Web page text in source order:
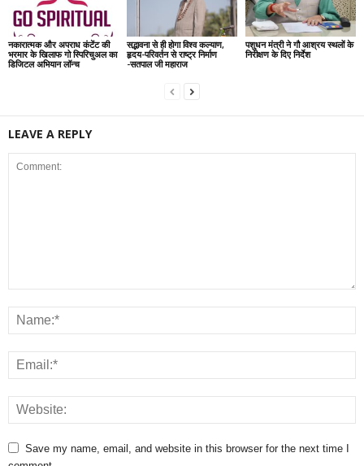
नकारात्मक और अपराध कंटेंट की
भरमार के खिलाफ गो स्पिरिचुअल का
डिजिटल अभियान लॉन्च
सद्भावना से ही होगा विश्व कल्याण,
हृदय-परिवर्तन से राष्ट्र निर्माण
-सतपाल जी महाराज
पशुधन मंत्री ने गौ आश्रय स्थलों के
निरीक्षण के दिए निर्देश
LEAVE A REPLY
Save my name, email, and website in this browser for the next time I